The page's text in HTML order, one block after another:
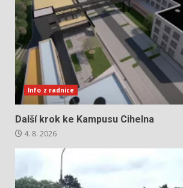
Info z radnice
Další krok ke Kampusu Cihelna
4. 8. 2026